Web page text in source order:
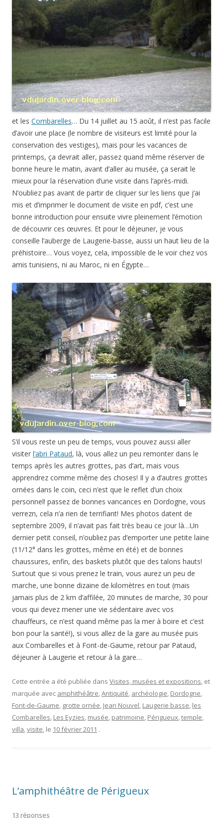
et les Combarelles… Du 14 juillet au 15 août, il n’est pas facile
d’avoir une place (le nombre de visiteurs est limité pour la
conservation des vestiges), mais pour les vacances de
printemps, ça devrait aller, passez quand même réserver de
bonne heure le matin, avant d’aller au musée, ça serait le
mieux pour la réservation d’une visite dans l’après-midi.
N’oubliez pas avant de partir de cliquer sur les liens que j’ai
mis et d’imprimer le document de visite en pdf, c’est une
bonne introduction pour ensuite vivre pleinement l’émotion
de découvrir ces œuvres. Et pour le déjeuner, je vous
conseille l’auberge de Laugerie-basse, aussi un haut lieu de la
préhistoire… Vous voyez, cela, impossible de le voir chez vos
amis tunisiens, ni au Maroc, ni en Égypte…
S’il vous reste un peu de temps, vous pouvez aussi aller
visiter l’abri Pataud, là, vous allez un peu remonter dans le
temps après les autres grottes, pas d’art, mais vous
apprendrez comme même des choses! Il y a d’autres grottes
ornées dans le coin, ceci n’est que le reflet d’un choix
personnel! passez de bonnes vancances en Dordogne, vous
verrezn, cela n’a rien de terrifiant! Mes photos datent de
septembre 2009, il n’avait pas fait très beau ce jour là…Un
dernier petit conseil, n’oubliez pas d’emporter une petite laine
(11/12° dans les grottes, même en été) et de bonnes
chaussures, enfin, des baskets plutôt que des talons hauts!
Surtout que si vous prenez le train, vous aurez un peu de
marche, une bonne dizaine de kilomètres en tout (mais
jamais plus de 2 km d’affilée, 20 minutes de marche, 30 pour
vous qui devez mener une vie sédentaire avec vos
chauffeurs, ce n’est quand même pas la mer à boire et c’est
bon pour la santé!), si vous allez de la gare au musée puis
aux Combarelles et à Font-de-Gaume, retour par Pataud,
déjeuner à Laugerie et retour à la gare…
Cette entrée a été publiée dans Visites, musées et expositions, et
marquée avec amphithéâtre,Antiquité, archéologie, Dordogne,
Font-de-Gaume, grotte ornée, Jean Nouvel, Laugerie basse, les
Combarelles, Les Eyzies, musée, patrimoine, Périgueux,temple,
villa,visite, le 10 février 2011 .
L’amphithéâtre de Périgueux
13 réponses